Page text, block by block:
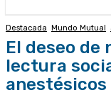
Destacada Mundo Mutual
El deseo de
lectura